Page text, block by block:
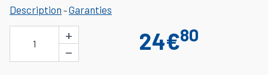
Description -Garanties
1
+
−
24€80